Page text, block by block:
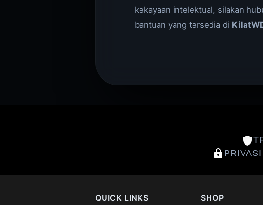
kekayaan intelektual, silakan
bantuan yang tersedia di
QUICK LINKS SHOP